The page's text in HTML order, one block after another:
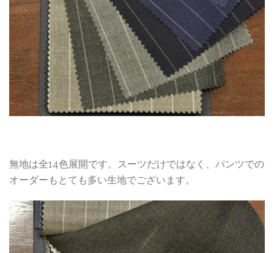
無地は全14色展開です。スーツだけではなく、パンツでの
オーダーもとても多い生地でございます。